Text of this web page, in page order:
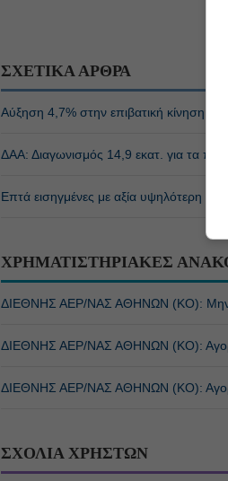
ΣΧΕΤΙΚΑ ΑΡΘΡΑ
Αύξηση 4,7% στην επιβατική κίνηση
ΔΑΑ: Διαγωνισμός 14,9 εκατ. για τα
Επτά εισηγμένες με αξία υψηλότερη
ΧΡΗΜΑΤΙΣΤΗΡΙΑΚΕΣ
ΔΙΕΘΝΗΣ ΑΕΡ/ΝΑΣ ΑΘΗΝΩΝ (ΚΟ):
ΔΙΕΘΝΗΣ ΑΕΡ/ΝΑΣ ΑΘΗΝΩΝ (ΚΟ):
ΔΙΕΘΝΗΣ ΑΕΡ/ΝΑΣ ΑΘΗΝΩΝ (ΚΟ):
ΣΧΟΛΙΑ ΧΡΗΣΤΩΝ